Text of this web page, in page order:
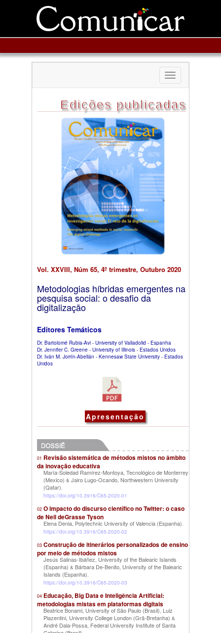
Toggle
navigation
Edições publicadas
Vol. XXVIII, Núm 65, 4º trimestre, Outubro 2020
Metodologias híbridas emergentes na
pesquisa social: o desafio da
digitalização
Editores Temáticos
Dr. Bartolomé Rubia-Avi - University of Valladolid - Espanha
Dr. Jennifer C. Greene - University of Illinois - Estados Unidos
Dr. Iván M. Jorrín-Abellán - Kennesaw State University - Estados
Unidos
Apresentação
01 Revisão sistemática de métodos mistos no âmbito
da inovação educativa
María-Soledad Ramírez-Montoya, Tecnológico de Monterrey
(Mexico) & Jairo Lugo-Ocando, Northwestern University
(Qatar).
https://doi.org/10.3916/C65-2020-01
02 O impacto do discurso científico no Twitter: o caso
de Neil deGrasse Tyson
Elena Denia, Polytechnic University of Valencia (Espanha).
https://doi.org/10.3916/C65-2020-02
03 Construção de itinerários personalizados de ensino
por meio de métodos mistos
Jesús Salinas-Ibáñez, University of the Balearic Islands
(Espanha) & Bárbara De-Benito, University of the Balearic
Islands (Espanha).
https://doi.org/10.3916/C65-2020-03
04 Educação, Big Data e Inteligência Artificial:
metodologias mistas em plataformas digitais
Beatrice Bonami, University of São Paulo (Brasil), Luiz
Piazentini, University College London (Grã-Bretanha) &
André Dala-Possa, Federal University Institute of Santa